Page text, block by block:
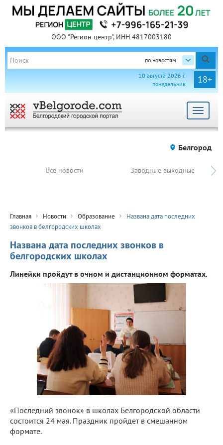
ООО "Регион центр", ИНН 4817003180
по новостям
18+
10 августа 2026 г.
понедельник
Toggle
Белгород
Все новости Заводные выходные
Главная Новости Образование
Названа дата последних
звонков в белгородских школах
Названа дата последних звонков в
белгородских школах
Линейки пройдут в очном и дистанционном форматах.
«Последний звонок» в школах Белгородской области
состоится 24 мая. Праздник пройдет в смешанном
формате.